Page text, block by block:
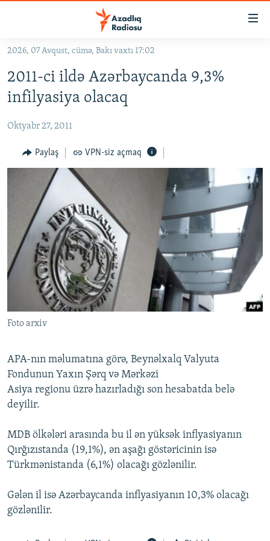
Əsas
qayıt
Əsas
naviqasiyaya
qayıt
KORRUPSIOMETR
#ƏSLINDƏ
FƏRQƏ BAX
QANUNI DOĞRU
ARAŞDIRMA
MULTIMEDIA
VIDEO
FOTOQALEREYA
İNFOQRAFIKA
KARIKATURA
RADIO ARXIV
OXU ZALI
AZƏRBAYCAN ƏDƏBIYYATI KITABXANASI
İSLAM VƏ DEMOKRATIYA
İZ - MƏDƏNIYYƏT PROQRAMI
HAQQIMIZDA
MISSIYAMIZ
PEŞƏ ETIKASI VƏ JURNALISTIKA STANDARTLARIMIZ
MATERIALLARIMIZDAN ISTIFADƏ
BIZIMLƏ ƏLAQƏ
XƏBƏR BÜLLETENLƏRIMIZ
BIZI IZLƏ
2026, 07 Avqust, cümə, Bakı vaxtı 17:02
2011-ci ildə Azərbaycanda 9,3%
infilyasiya olacaq
Oktyabr 27, 2011
Paylaş VPN-siz açmaq
Foto arxiv
APA-nın məlumatına görə, Beynəlxalq Valyuta
Fondunun Yaxın Şərq və Mərkəzi
Asiya regionu üzrə hazırladığı son hesabatda belə
deyilir.
MDB ölkələri arasında bu il ən yüksək inflyasiyanın
Qırğızıstanda (19,1%), ən aşağı göstəricinin isə
Türkmənistanda (6,1%) olacağı gözlənilir.
Gələn il isə Azərbaycanda inflyasiyanın 10,3% olacağı
gözlənilir.